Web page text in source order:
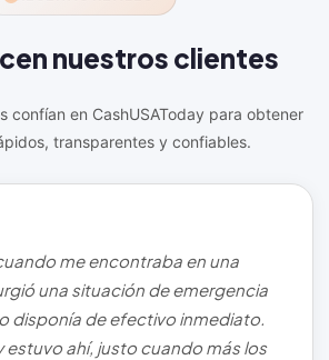
nuestros clientes
confían en CashUSAToday para obtener
transparentes y confiables.
me encontraba en una
una situación de emergencia
disponía de efectivo inmediato.
estuvo ahí, justo cuando más los